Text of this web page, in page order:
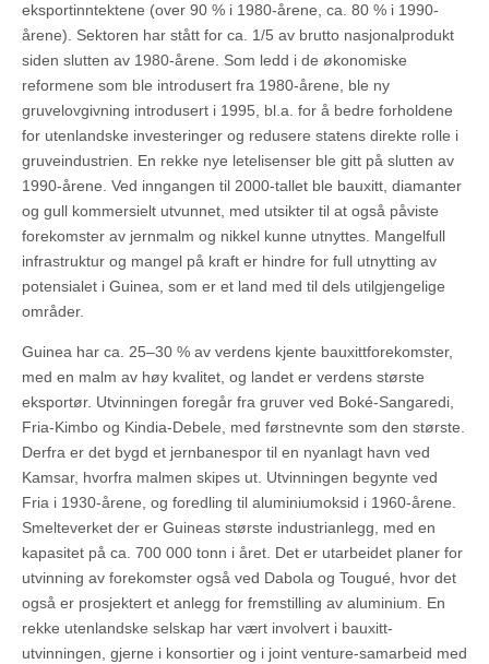
eksportinntektene (over 90 % i 1980-årene, ca. 80 % i 1990-
årene). Sektoren har stått for ca. 1/5 av brutto nasjonalprodukt
siden slutten av 1980-årene. Som ledd i de økonomiske
reformene som ble introdusert fra 1980-årene, ble ny
gruvelovgivning introdusert i 1995, bl.a. for å bedre forholdene
for utenlandske investeringer og redusere statens direkte rolle i
gruveindustrien. En rekke nye letelisenser ble gitt på slutten av
1990-årene. Ved inngangen til 2000-tallet ble bauxitt, diamanter
og gull kommersielt utvunnet, med utsikter til at også påviste
forekomster av jernmalm og nikkel kunne utnyttes. Mangelfull
infrastruktur og mangel på kraft er hindre for full utnytting av
potensialet i Guinea, som er et land med til dels utilgjengelige
områder.
Guinea har ca. 25–30 % av verdens kjente bauxittforekomster,
med en malm av høy kvalitet, og landet er verdens største
eksportør. Utvinningen foregår fra gruver ved Boké-Sangaredi,
Fria-Kimbo og Kindia-Debele, med førstnevnte som den største.
Derfra er det bygd et jernbanespor til en nyanlagt havn ved
Kamsar, hvorfra malmen skipes ut. Utvinningen begynte ved
Fria i 1930-årene, og foredling til aluminiumoksid i 1960-årene.
Smelteverket der er Guineas største industrianlegg, med en
kapasitet på ca. 700 000 tonn i året. Det er utarbeidet planer for
utvinning av forekomster også ved Dabola og Tougué, hvor det
også er prosjektert et anlegg for fremstilling av aluminium. En
rekke utenlandske selskap har vært involvert i bauxitt-
utvinningen, gjerne i konsortier og i joint venture-samarbeid med